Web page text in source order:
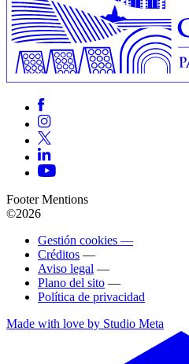
Footer Mentions
©2026
Gestión cookies —
Créditos —
Aviso legal —
Plano del sito —
Política de privacidad
Made with love by Studio Meta